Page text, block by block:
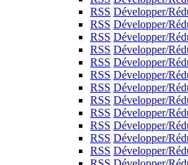
RSS Développer/
RSS Développer/
RSS Développer/
RSS Développer/
RSS Développer/
RSS Développer/
RSS Développer/
RSS Développer/
RSS Développer/
RSS Développer/
RSS Développer/
RSS Développer/